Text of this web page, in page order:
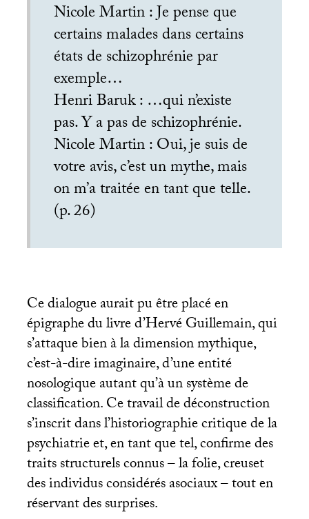
Nicole Martin : Je pense que
certains malades dans certains
états de schizophrénie par
exemple…
Henri Baruk : …qui n’existe
pas. Y a pas de schizophrénie.
Nicole Martin : Oui, je suis de
votre avis, c’est un mythe, mais
on m’a traitée en tant que telle.
(p. 26)
Ce dialogue aurait pu être placé en
épigraphe du livre d’Hervé Guillemain, qui
s’attaque bien à la dimension mythique,
c’est-à-dire imaginaire, d’une entité
nosologique autant qu’à un système de
classification. Ce travail de déconstruction
s’inscrit dans l’historiographie critique de la
psychiatrie et, en tant que tel, confirme des
traits structurels connus – la folie, creuset
des individus considérés asociaux – tout en
réservant des surprises.